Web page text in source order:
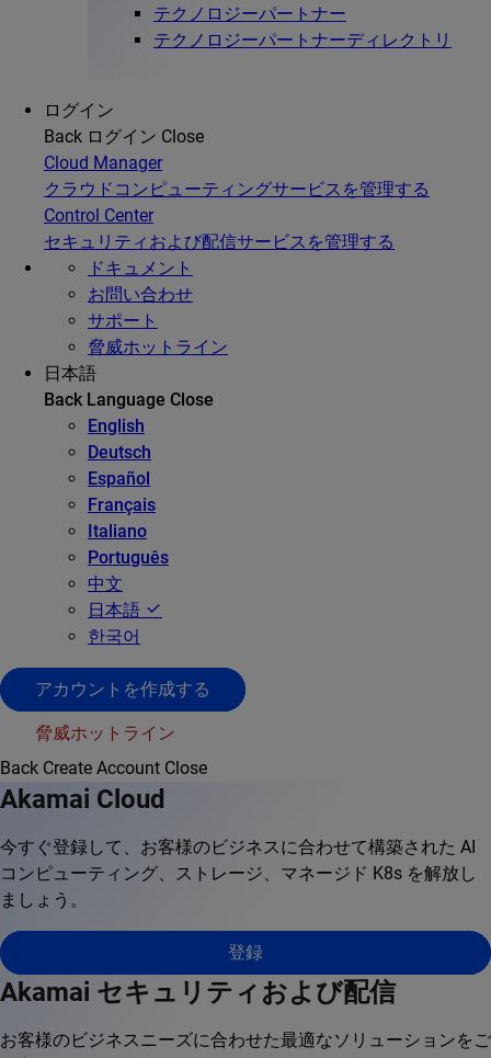
テクノロジーパートナー
テクノロジーパートナーディレクトリ
ログイン
Back ログイン Close
Cloud Manager
クラウドコンピューティングサービスを管理する
Control Center
セキュリティおよび配信サービスを管理する
ドキュメント
お問い合わせ
サポート
脅威ホットライン
日本語
Back Language Close
English
Deutsch
Español
Français
Italiano
Português
中文
日本語
한국어
アカウントを作成する
脅威ホットライン
Back Create Account Close
Akamai Cloud
今すぐ登録して、お客様のビジネスに合わせて構築された AI
コンピューティング、ストレージ、マネージド K8s を解放し
ましょう。
登録
Akamai セキュリティおよび配信
お客様のビジネスニーズに合わせた最適なソリューションをご